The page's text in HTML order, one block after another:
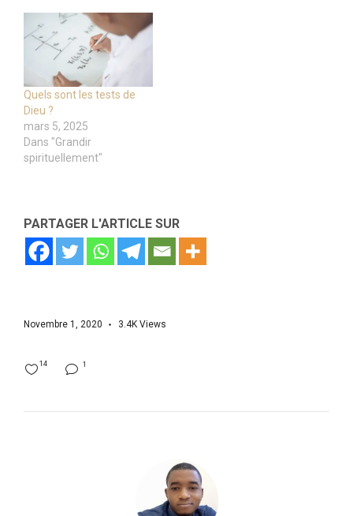
Quels sont les tests de
Dieu ?
mars 5, 2025
Dans "Grandir
spirituellement"
PARTAGER L'ARTICLE SUR
Novembre 1, 2020 3.4K Views
1
14